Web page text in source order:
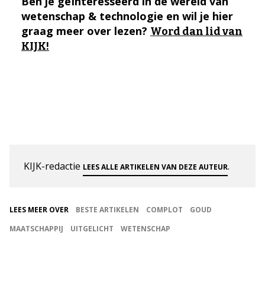
wetenschap & technologie en wil je hier
graag meer over lezen? Word dan lid van
KIJK!
KIJK-redactie LEES ALLE ARTIKELEN VAN DEZE AUTEUR.
LEES MEER OVER BESTE ARTIKELEN COMPLOT
GOUD
MAATSCHAPPIJ
UITGELICHT WETENSCHAP